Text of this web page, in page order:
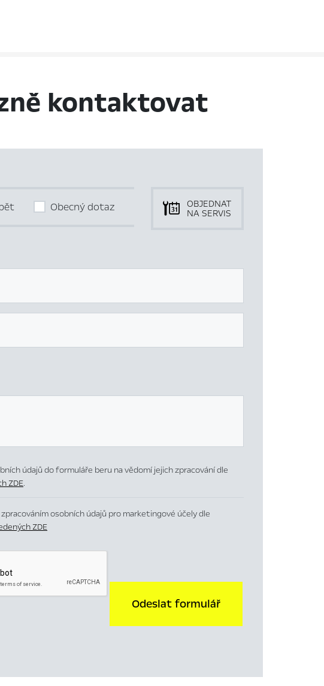
kontaktovat
Obecný dotaz
OBJEDNAT
NA SERVIS
údajů do formuláře beru na vědomí jejich zpracování dle
ZDE.
osobních údajů pro marketingové účely dle
ZDE
Odeslat formulář